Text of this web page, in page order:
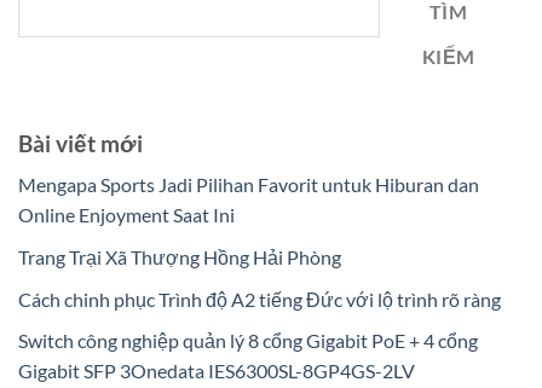
TÌM
KIẾM
Bài viết mới
Mengapa Sports Jadi Pilihan Favorit untuk Hiburan dan
Online Enjoyment Saat Ini
Trang Trại Xã Thượng Hồng Hải Phòng
Cách chinh phục Trình độ A2 tiếng Đức với lộ trình rõ ràng
Switch công nghiệp quản lý 8 cổng Gigabit PoE + 4 cổng
Gigabit SFP 3Onedata IES6300SL-8GP4GS-2LV